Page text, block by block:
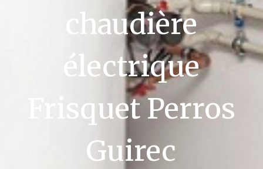
chaudière
électrique
Frisquet Perros
Guirec